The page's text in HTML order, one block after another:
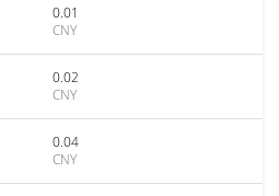
0.01
CNY
0.02
CNY
0.04
CNY